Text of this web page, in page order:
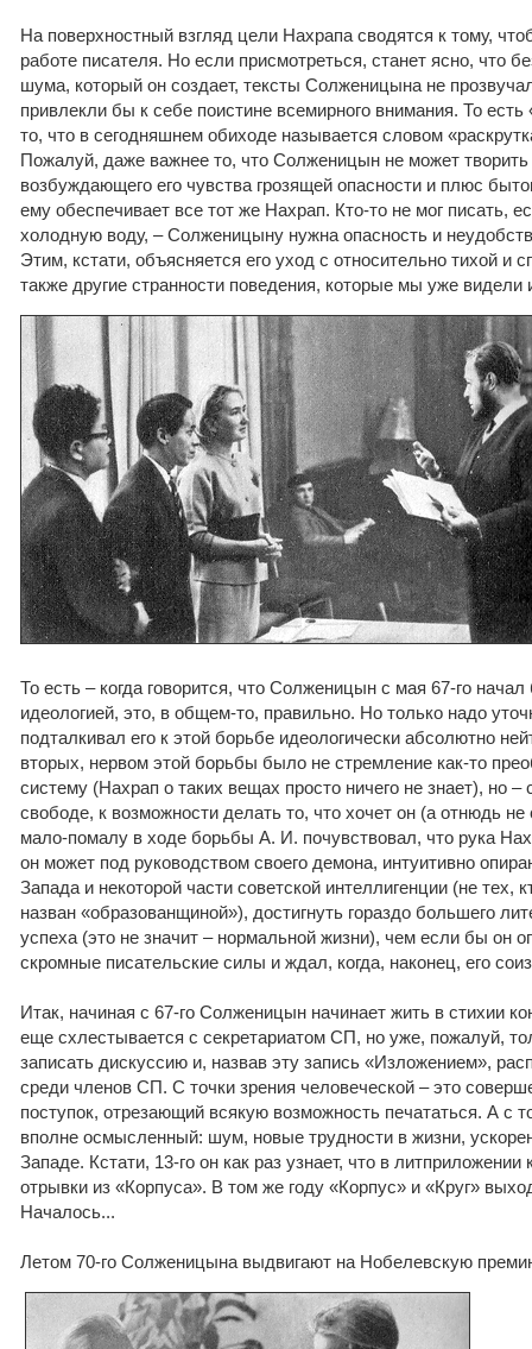
На поверхностный взгляд цели Нахрапа сводятся к тому,
работе писателя. Но если присмотреться, станет ясно, что
шума, который он создает, тексты Солженицына не
привлекли бы к себе поистине всемирного внимания. То
то, что в сегодняшнем обиходе называется словом
Пожалуй, даже важнее то, что Солженицын не может творить
возбуждающего его чувства грозящей опасности и плюс
ему обеспечивает все тот же Нахрап. Кто-то не мог писать,
холодную воду, – Солженицыну нужна опасность и
Этим, кстати, объясняется его уход с относительно тихой и
также другие странности поведения, которые мы уже
То есть – когда говорится, что Солженицын с мая 67-го
идеологией, это, в общем-то, правильно. Но только надо
подталкивал его к этой борьбе идеологически абсолютно
вторых, нервом этой борьбы было не стремление как-то
систему (Нахрап о таких вещах просто ничего не знает), но
свободе, к возможности делать то, что хочет он (а отнюдь
мало-помалу в ходе борьбы А. И. почувствовал, что рука
он может под руководством своего демона, интуитивно
Запада и некоторой части советской интеллигенции (не тех,
назван «образованщиной»), достигнуть гораздо большего
успеха (это не значит – нормальной жизни), чем если бы он
скромные писательские силы и ждал, когда, наконец, его
Итак, начиная с 67-го Солженицын начинает жить в стихии
еще схлестывается с секретариатом СП, но уже, пожалуй,
записать дискуссию и, назвав эту запись «Изложением»,
среди членов СП. С точки зрения человеческой – это
поступок, отрезающий всякую возможность печататься. А с
вполне осмысленный: шум, новые трудности в жизни,
Западе. Кстати, 13-го он как раз узнает, что в
отрывки из «Корпуса». В том же году «Корпус» и «Круг»
Началось...
Летом 70-го Солженицына выдвигают на Нобелевскую